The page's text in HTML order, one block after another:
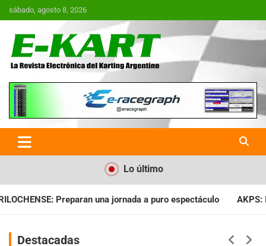
Saltar
al
sábado, agosto 8, 2026
E-Kart.com.ar | La Revista
Electrónica del Karting en
Argentina
Lo último
a puro espectáculo AKPS: Intervino la IGJ y oficializó el
Destacadas